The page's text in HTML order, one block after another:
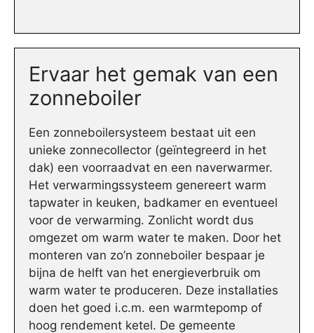
Ervaar het gemak van een
zonneboiler
Een zonneboilersysteem bestaat uit een
unieke zonnecollector (geïntegreerd in het
dak) een voorraadvat en een naverwarmer.
Het verwarmingssysteem genereert warm
tapwater in keuken, badkamer en eventueel
voor de verwarming. Zonlicht wordt dus
omgezet om warm water te maken. Door het
monteren van zo’n zonneboiler bespaar je
bijna de helft van het energieverbruik om
warm water te produceren. Deze installaties
doen het goed i.c.m. een warmtepomp of
hoog rendement ketel. De gemeente